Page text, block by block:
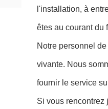
l'installation, à
êtes au courant du
Notre personnel
vivante. Nous
fournir le service
Si vous rencontrez